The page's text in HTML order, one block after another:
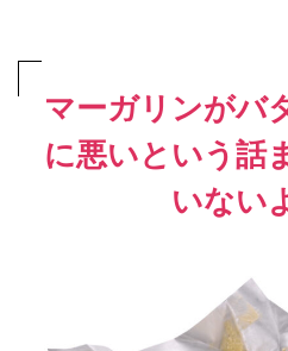
マーガリンがバ
に悪いという話
いない